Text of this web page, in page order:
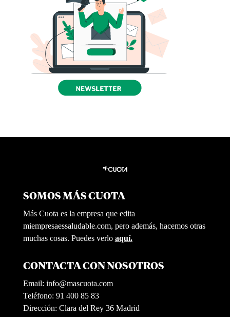
SOMOS MÁS CUOTA
Más Cuota es la empresa que edita
miempresaessaludable.com, pero además, hacemos otras
muchas cosas. Puedes verlo aquí.
CONTACTA CON NOSOTROS
Email: info@mascuota.com
Teléfono: 91 400 85 83
Dirección: Clara del Rey 36 Madrid